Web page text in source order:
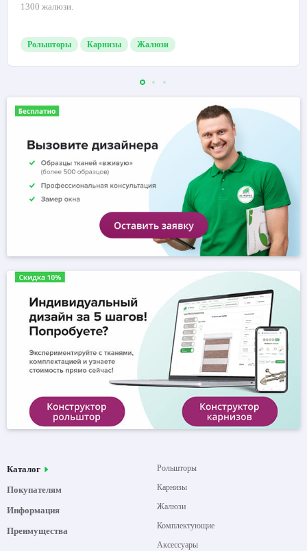
1300 жалюзи.
Рольшторы Карнизы Жалюзи
Каталог
Покупателям
Информация
Преимущества
Рольшторы
Карнизы
Жалюзи
Комплектующие
Аксессуары